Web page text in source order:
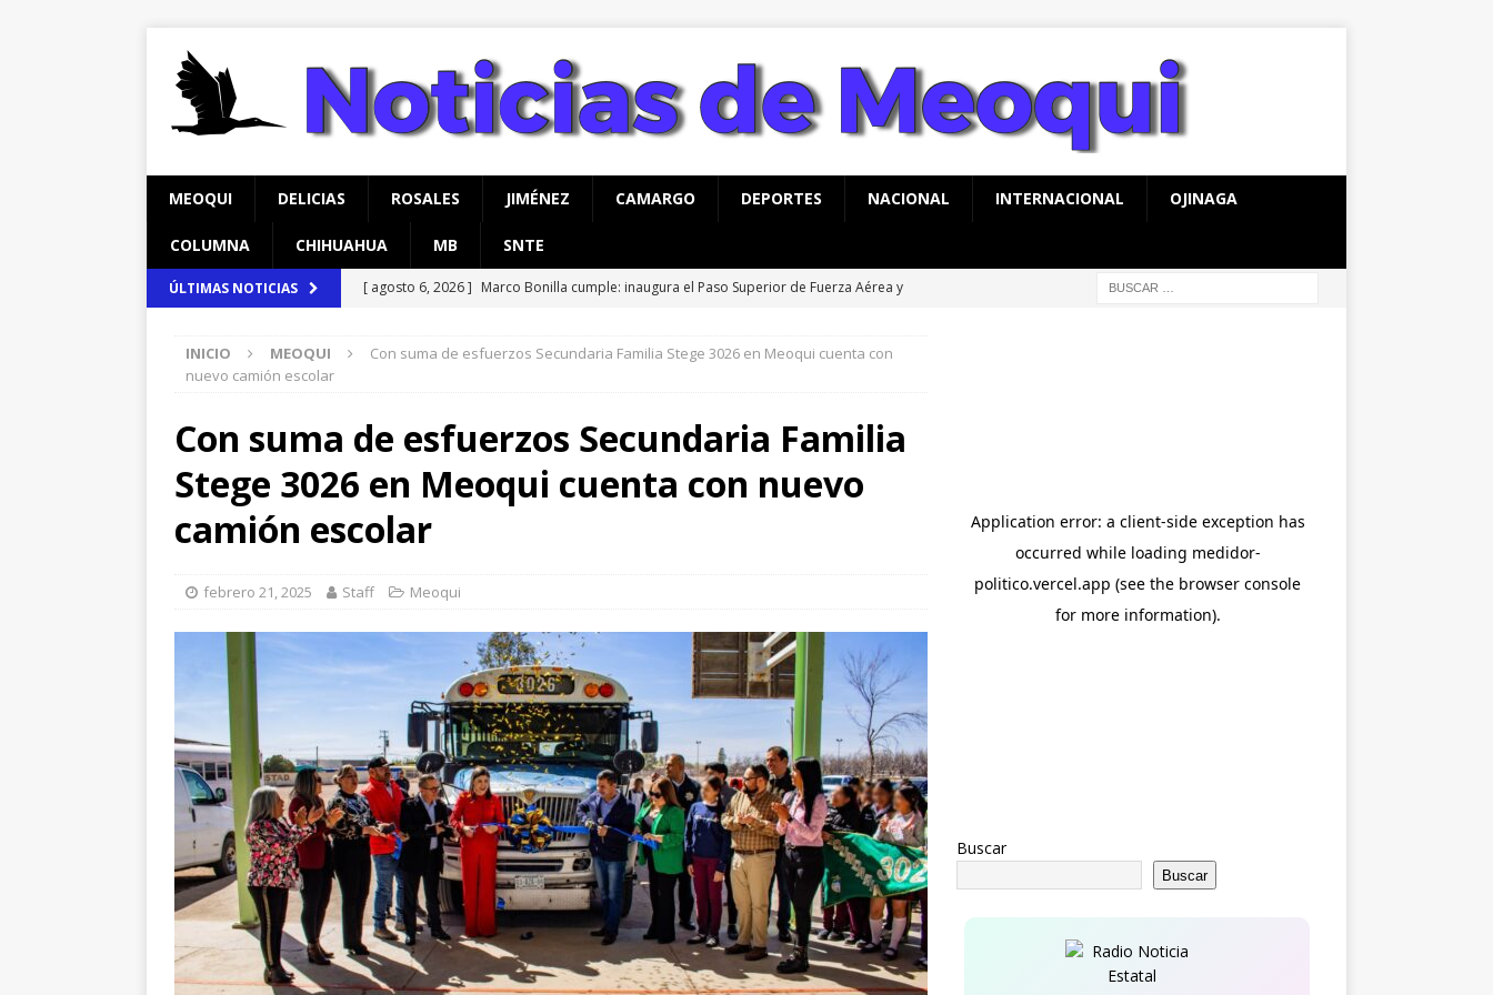
MEOQUI DELICIAS ROSALES JIMÉNEZ CAMARGO DEPORTES NACIONAL INTERNACIONAL OJINAGA
COLUMNA CHIHUAHUA MB SNTE
ÚLTIMAS NOTICIAS [ agosto 6, 2026 ] Marco Bonilla cumple: inaugura el Paso Superior de Fuerza Aérea y
pretextos
CHIHUAHUA
temprana para mamás con bebés
MEOQUI
[ agosto 6, 2026 ]
Más de mil 100 vales de uniformes y zapatos escolares entregados
MEOQUI
[ agosto 6, 2026 ]
Aldama
INICIO MEOQUI
Con suma de esfuerzos Secundaria Familia Stege 3026 en Meoqui cuenta con
nuevo camión escolar
Con suma de esfuerzos Secundaria Familia
Stege 3026 en Meoqui cuenta con nuevo
camión escolar
febrero 21, 2025 Staff Meoqui
Buscar
Buscar